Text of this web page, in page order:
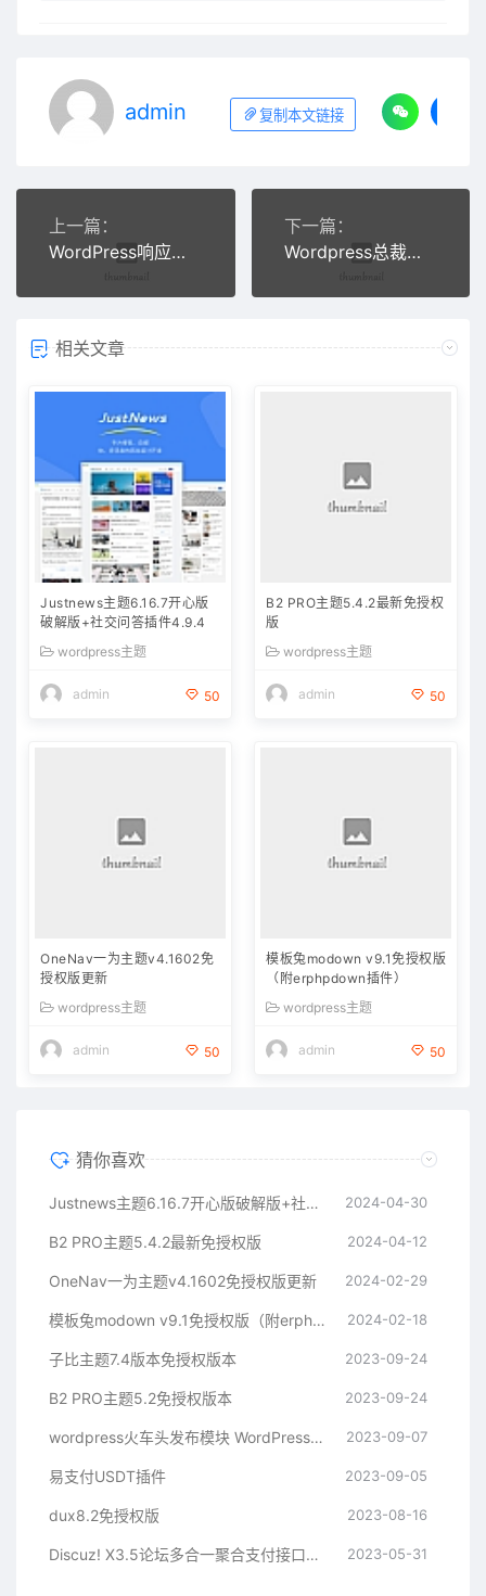
admin 复制本文链接
上一篇：
WordPress响应式通用企业网站主题模板Start主题
下一篇：
Wordpress总裁主题CEOMAX v5.0
相关文章
Justnews主题6.16.7开心版
破解版+社交问答插件4.9.4
wordpress主题
admin 50
B2 PRO主题5.4.2最新免授权
版
wordpress主题
admin 50
OneNav一为主题v4.1602免
授权版更新
wordpress主题
admin 50
模板兔modown v9.1免授权版
（附erphpdown插件）
wordpress主题
admin 50
猜你喜欢
Justnews主题6.16.7开心版破解版+社交问答插件4.9.4 2024-04-30
B2 PRO主题5.4.2最新免授权版 2024-04-12
OneNav一为主题v4.1602免授权版更新 2024-02-29
模板兔modown v9.1免授权版（附erphpdown插件） 2024-02-18
子比主题7.4版本免授权版本 2023-09-24
B2 PRO主题5.2免授权版本 2023-09-24
wordpress火车头发布模块 WordPress6.X可用火车头V9V10版本免登陆发布接口+模块 2023-09-07
易支付USDT插件 2023-09-05
dux8.2免授权版 2023-08-16
Discuz! X3.5论坛多合一聚合支付接口插件 2023-05-31